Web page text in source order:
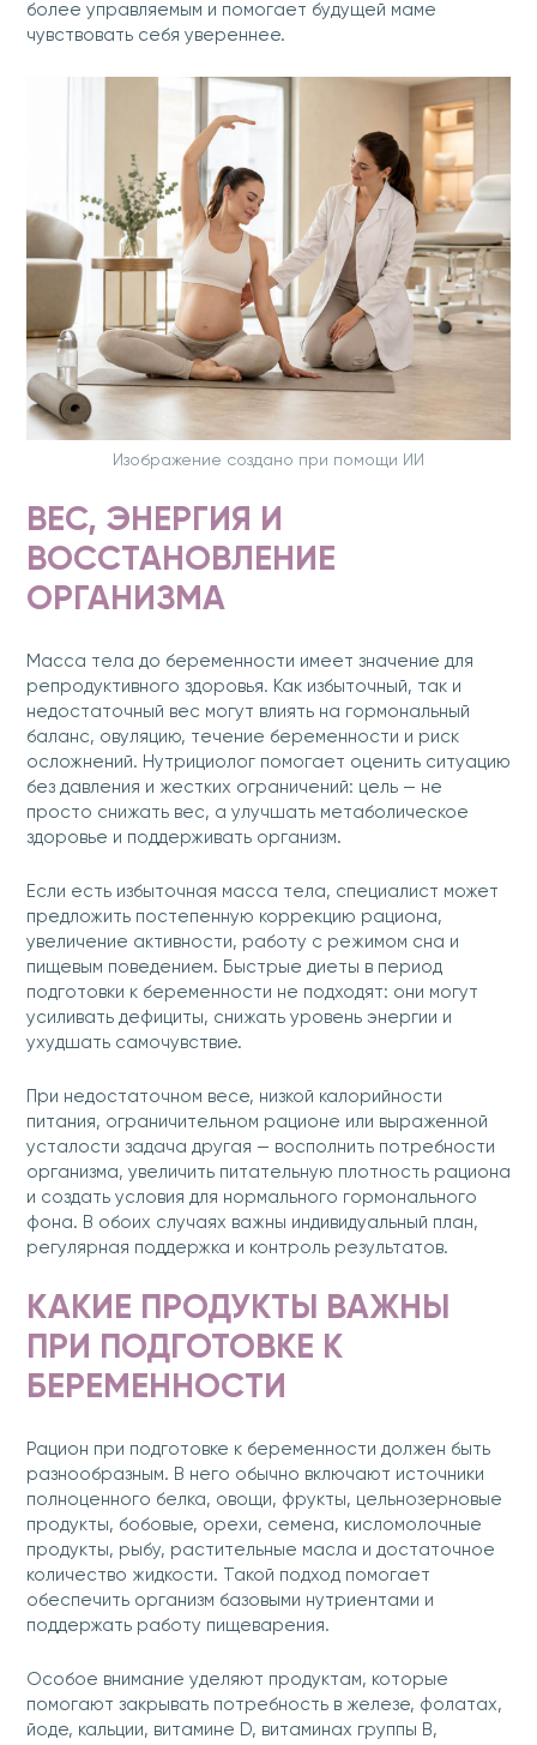
более управляемым и помогает будущей маме
чувствовать себя увереннее.
Изображение создано при помощи ИИ
ВЕС, ЭНЕРГИЯ И
ВОССТАНОВЛЕНИЕ
ОРГАНИЗМА
Масса тела до беременности имеет значение для
репродуктивного здоровья. Как избыточный, так и
недостаточный вес могут влиять на гормональный
баланс, овуляцию, течение беременности и риск
осложнений. Нутрициолог помогает оценить ситуацию
без давления и жестких ограничений: цель — не
просто снижать вес, а улучшать метаболическое
здоровье и поддерживать организм.
Если есть избыточная масса тела, специалист может
предложить постепенную коррекцию рациона,
увеличение активности, работу с режимом сна и
пищевым поведением. Быстрые диеты в период
подготовки к беременности не подходят: они могут
усиливать дефициты, снижать уровень энергии и
ухудшать самочувствие.
При недостаточном весе, низкой калорийности
питания, ограничительном рационе или выраженной
усталости задача другая — восполнить потребности
организма, увеличить питательную плотность рациона
и создать условия для нормального гормонального
фона. В обоих случаях важны индивидуальный план,
регулярная поддержка и контроль результатов.
КАКИЕ ПРОДУКТЫ ВАЖНЫ
ПРИ ПОДГОТОВКЕ К
БЕРЕМЕННОСТИ
Рацион при подготовке к беременности должен быть
разнообразным. В него обычно включают источники
полноценного белка, овощи, фрукты, цельнозерновые
продукты, бобовые, орехи, семена, кисломолочные
продукты, рыбу, растительные масла и достаточное
количество жидкости. Такой подход помогает
обеспечить организм базовыми нутриентами и
поддержать работу пищеварения.
Особое внимание уделяют продуктам, которые
помогают закрывать потребность в железе, фолатах,
йоде, кальции, витамине D, витаминах группы B,